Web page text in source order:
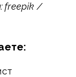
freepik /